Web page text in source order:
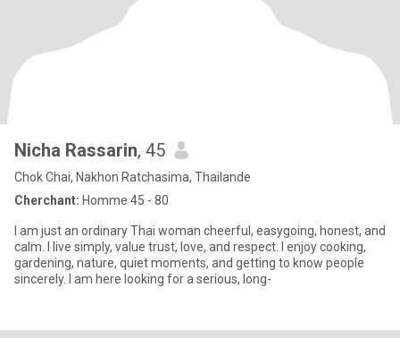
Nicha Rassarin, 45
Chok Chai, Nakhon Ratchasima, Thailande
Cherchant: Homme 45 - 80
I am just an ordinary Thai woman cheerful, easygoing, honest, and
calm. I live simply, value trust, love, and respect. I enjoy cooking,
gardening, nature, quiet moments, and getting to know people
sincerely. I am here looking for a serious, long-